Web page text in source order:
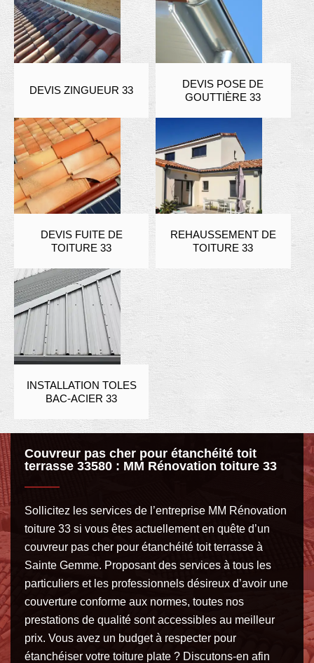
DEVIS ZINGUEUR 33
DEVIS POSE DE
GOUTTIÈRE 33
DEVIS FUITE DE
TOITURE 33
REHAUSSEMENT DE
TOITURE 33
INSTALLATION TOLES
BAC-ACIER 33
Couvreur pas cher pour étanchéité toit
terrasse 33580 : MM Rénovation toiture 33
Sollicitez les services de l’entreprise MM Rénovation
toiture 33 si vous êtes actuellement en quête d’un
couvreur pas cher pour étanchéité toit terrasse à
Sainte Gemme. Proposant des services à tous les
particuliers et les professionnels désireux d’avoir une
couverture conforme aux normes, toutes nos
prestations de qualité sont accessibles au meilleur
prix. Vous avez un budget à respecter pour
étanchéiser votre toiture plate ? Discutons-en afin